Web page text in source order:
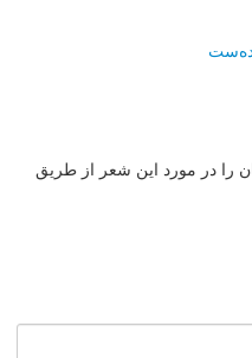
را در مورد این شعر از طریق